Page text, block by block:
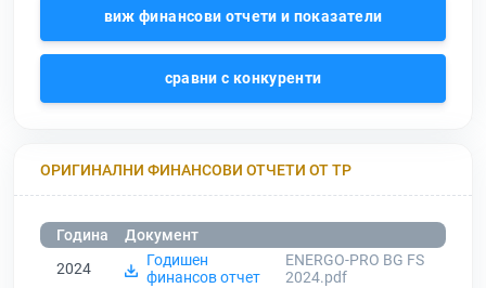
виж финансови отчети и показатели
сравни с конкуренти
ОРИГИНАЛНИ ФИНАНСОВИ ОТЧЕТИ ОТ ТР
Година
Документ
2024
Годишен
финансов отчет
ENERGO-PRO BG FS
2024.pdf